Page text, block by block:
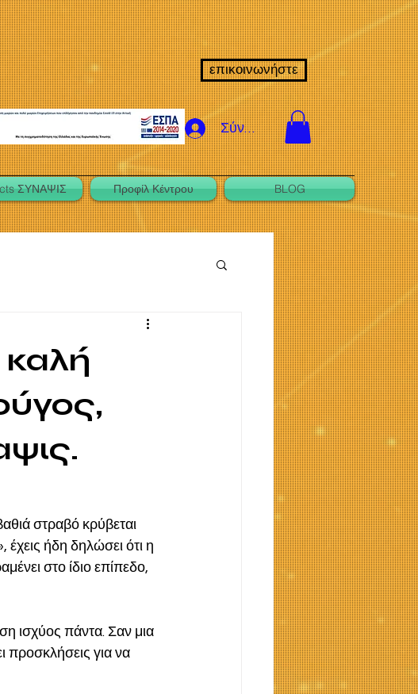
επικοινωνήστε
Σύνδεση
ΣΥΝΑΨΙΣ Προφίλ Κέντρου BLOG
καλή
στραβό κρύβεται
ήδη δηλώσει ότι η
στο ίδιο επίπεδο,
ισχύος πάντα. Σαν μια
προσκλήσεις για να